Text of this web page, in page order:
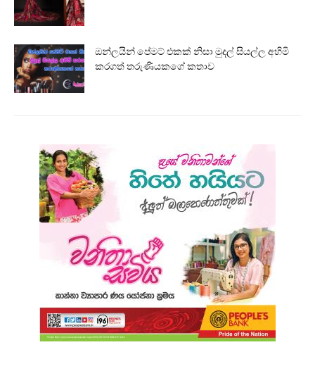
ඔන්ලයින් පේමට් එකක් නිසා මුදල් සියල්ල අහිමි
කරගත් තරුණියකගේ කතාව